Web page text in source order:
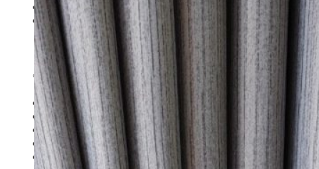
Trang chủ
Sản phẩm
Rèm cửa
Sofa
Bedding Set (Chăn – Ga – Gối)
Thiết Kế Nội Thất
Đồ Nội thất khác
Giới thiệu
BẢNG GIÁ
Liên Hệ